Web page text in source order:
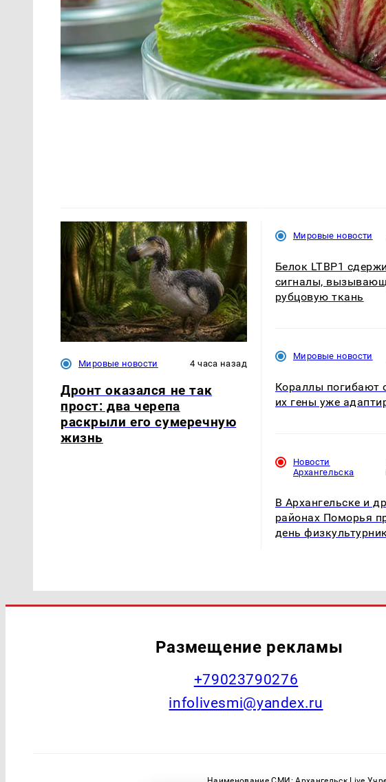
Мировые новости 4 часа назад
Дронт оказался не так
прост: два черепа
раскрыли его сумеречную
жизнь
Мировые новости
Белок LTBP1
сигналы,
рубцовую ткань
Мировые новости
Кораллы погибают
их гены уже
Новости
Архангельска
В Архангельске и
районах Поморья
день
Размещение рекламы
+79023790276
infolivesmi@yandex.ru